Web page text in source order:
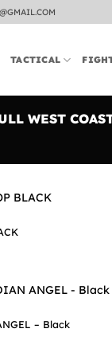
TACTICAL
WEST
– Black